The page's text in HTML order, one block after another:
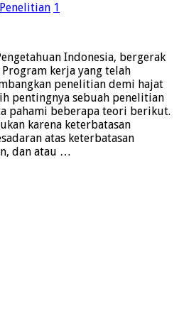
Penelitian 1
Indonesia, bergerak
kerja yang telah
penelitian demi hajat
pentingnya sebuah penelitian
pahami beberapa teori berikut.
karena keterbatasan
atas keterbatasan
dan atau …